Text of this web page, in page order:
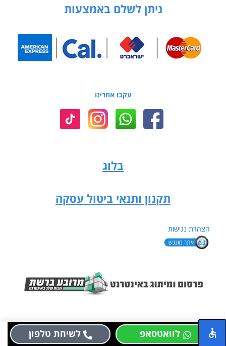
ניתן לשלם באמצעות
עקבו אחרינו
בלוג
תקנון ותנאי ביטול עסקה
הצהרת נגישות
לוואטסאפ לשיחת טלפון